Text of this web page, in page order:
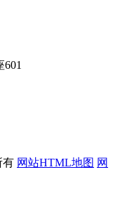
有 网站HTML地图 网